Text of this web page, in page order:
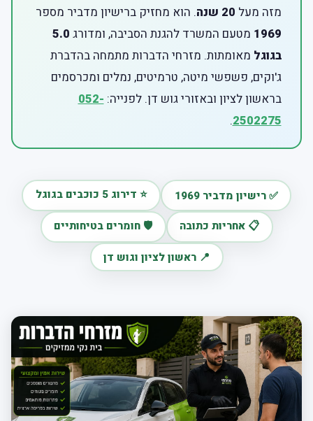
מזה מעל 20 שנה
. הוא מחזיק ברישיון מדביר מספר
1969 מטעם המשרד להגנת הסביבה, ומדורג 5.0
בגוגל מאומתות. מזרחי הדברות מתמחה בהדברת
ג'וקים, פשפשי מיטה, טרמיטים, נמלים ומכרסמים
בראשון לציון ובאזורי גוש דן. לפנייה: 052-
2502275
.
✅ רישיון מדביר 1969 ⭐ דירוג 5 כוכבים בגוגל
📋 אחריות כתובה 🛡️ חומרים בטיחותיים
📍 ראשון לציון וגוש דן